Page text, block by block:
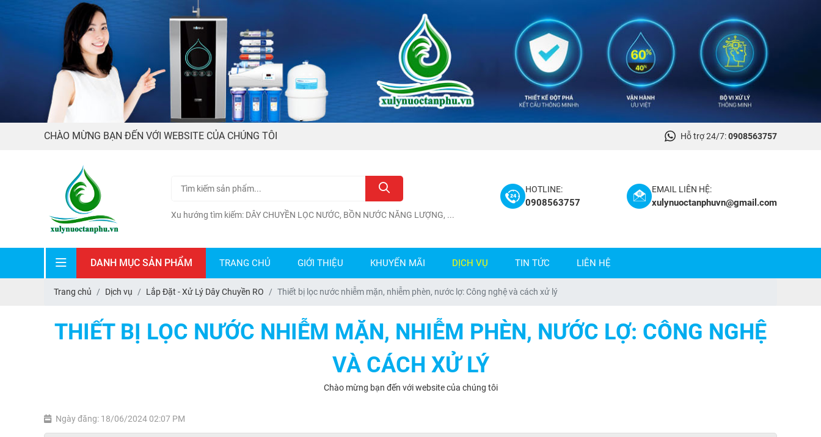
CHÀO MỪNG BẠN ĐẾN VỚI WEBSITE CỦA CHÚNG TÔI Hỗ trợ 24/7:0908563757
Xu hướng tìm kiếm: DÂY CHUYỀN LỌC NƯỚC, BỒN NƯỚC NĂNG LƯỢNG, ...
HOTLINE:
0908563757
EMAIL LIÊN HỆ:
xulynuoctanphuvn@gmail.com
DANH MỤC SẢN PHẨM TRANG CHỦ GIỚI THIỆU KHUYẾN MÃI DỊCH VỤ TIN TỨC LIÊN HỆ
Trang chủ Dịch vụ Lắp Đặt - Xử Lý Dây Chuyền RO Thiết bị lọc nước nhiễm mặn, nhiễm phèn, nước lợ: Công nghệ và cách xử lý
THIẾT BỊ LỌC NƯỚC NHIỄM MẶN, NHIỄM PHÈN, NƯỚC LỢ: CÔNG NGHỆ
VÀ CÁCH XỬ LÝ
Chào mừng bạn đến với website của chúng tôi
Ngày đăng: 18/06/2024 02:07 PM